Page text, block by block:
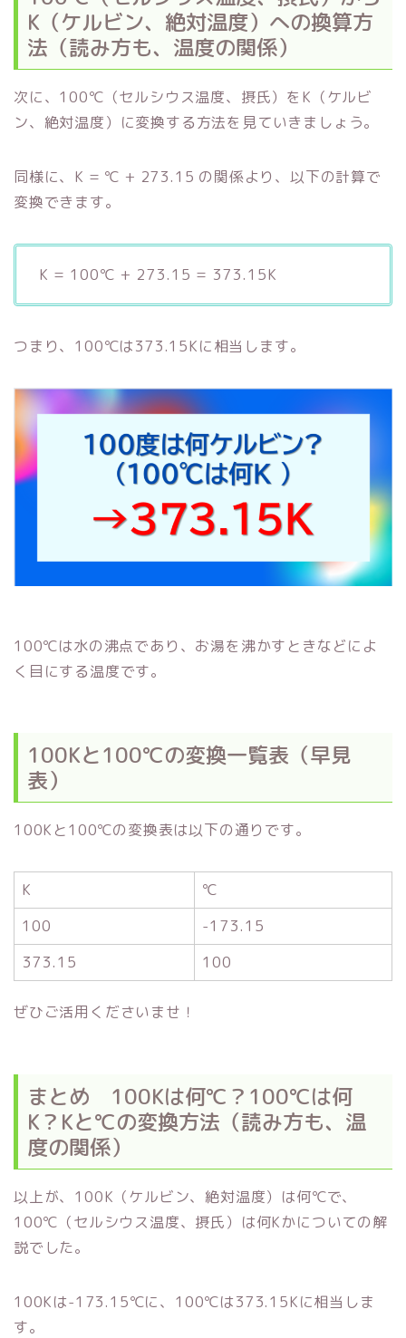
K（ケルビン、絶対温度）への換算方
法（読み方も、温度の関係）
次に、100℃（セルシウス温度、摂氏）をK（ケルビ
ン、絶対温度）に変換する方法を見ていきましょう。
同様に、K = ℃ + 273.15 の関係より、以下の計算で
変換できます。
K = 100℃ + 273.15 = 373.15K
つまり、100℃は373.15Kに相当します。
100℃は水の沸点であり、お湯を沸かすときなどによ
く目にする温度です。
100Kと100℃の変換一覧表（早見
表）
100Kと100℃の変換表は以下の通りです。
K
℃
100
-173.15
373.15
100
ぜひご活用くださいませ！
まとめ 100Kは何℃？100℃は何
K？Kと℃の変換方法（読み方も、温
度の関係）
以上が、100K（ケルビン、絶対温度）は何℃で、
100℃（セルシウス温度、摂氏）は何Kかについての解
説でした。
100Kは-173.15℃に、100℃は373.15Kに相当しま
す。